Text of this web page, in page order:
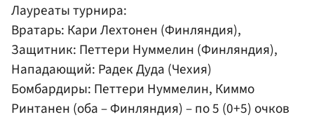
Лауреаты турнира:
Вратарь: Кари Лехтонен (Финляндия),
Защитник: Петтери Нуммелин (Финляндия),
Нападающий: Радек Дуда (Чехия)
Бомбардиры: Петтери Нуммелин, Киммо
Ринтанен (оба – Финляндия) – по 5 (0+5) очков